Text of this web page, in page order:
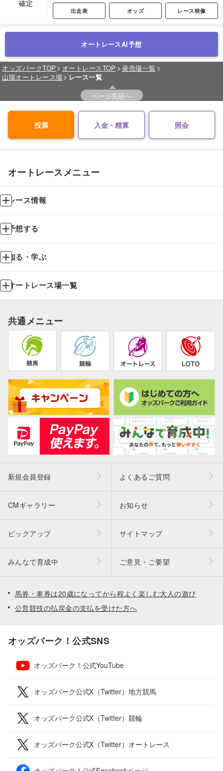
確定
出走表 オッズ レース映像
オートレースAI予想
オッズパークTOP オートレースTOP
発売場一覧
山陽オートレース場
レース一覧
ページ先頭へ
投票 入金・精算 照会
オートレースメニュー
レース情報
予想する
知る・学ぶ
オートレース場一覧
共通メニュー
新規会員登録 よくあるご質問
CMギャラリー お知らせ
ピックアップ サイトマップ
みんなで育成中 ご意見・ご要望
馬券・車券は20歳になってから程よく楽しむ大人の遊び
公営競技の払戻金の支払を受けた方へ
オッズパーク！公式SNS
オッズパーク！公式YouTube
オッズパーク公式X（Twitter）地方競馬
オッズパーク公式X（Twitter）競輪
オッズパーク公式X（Twitter）オートレース